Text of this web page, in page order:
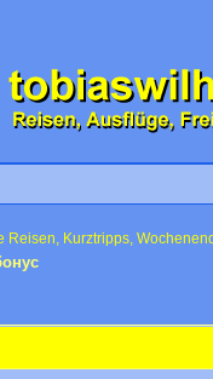
Reisen, Kurztripps,